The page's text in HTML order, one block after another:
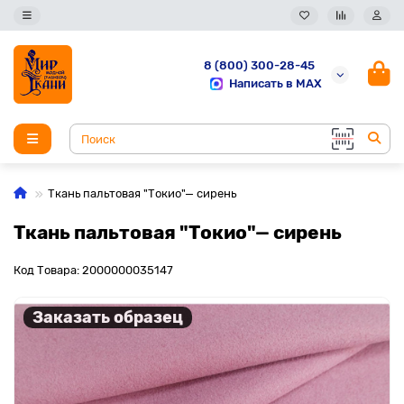
8 (800) 300-28-45
Написать в MAX
Ткань пальтовая "Токио"— сирень
Ткань пальтовая "Токио"— сирень
Код Товара: 2000000035147
Заказать образец